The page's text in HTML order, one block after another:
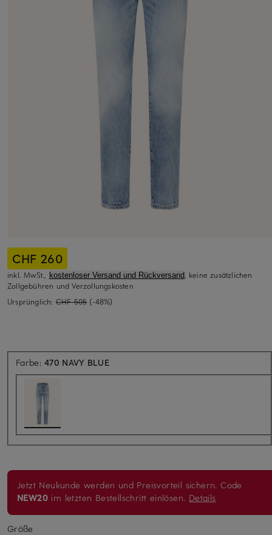
CHF 260
inkl. MwSt., kostenloser Versand und Rückversand, keine zusätzlichen
Zollgebühren und Verzollungskosten
Ursprünglich: CHF 505 (-48%)
Farbe:470 NAVY BLUE
Jetzt Neukunde werden und Preisvorteil sichern. Code
NEW20 im letzten Bestellschritt einlösen. Details
Größe